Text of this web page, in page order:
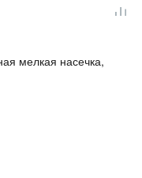
мелкая насечка,